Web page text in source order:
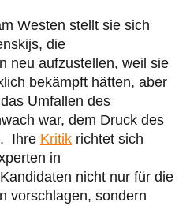
Westen stellt sie sich
die
neu aufzustellen, weil sie
bekämpft hätten, aber
Umfallen des
war, dem Druck des
Ihre Kritik richtet sich
in
nicht nur für die
vorschlagen, sondern